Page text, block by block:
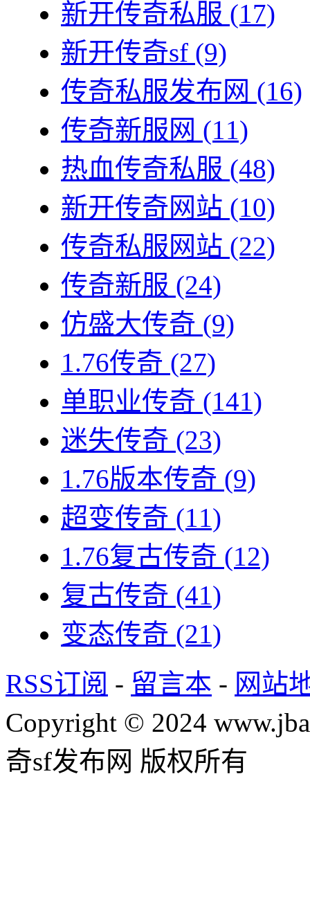
新开传奇私服 (17)
新开传奇sf (9)
传奇私服发布网 (16)
传奇新服网 (11)
热血传奇私服 (48)
新开传奇网站 (10)
传奇私服网站 (22)
传奇新服 (24)
仿盛大传奇 (9)
1.76传奇 (27)
单职业传奇 (141)
迷失传奇 (23)
1.76版本传奇 (9)
超变传奇 (11)
1.76复古传奇 (12)
复古传奇 (41)
变态传奇 (21)
RSS订阅 - 留言本 - 网站
Copyright © 2024
奇sf发布网 版权所有